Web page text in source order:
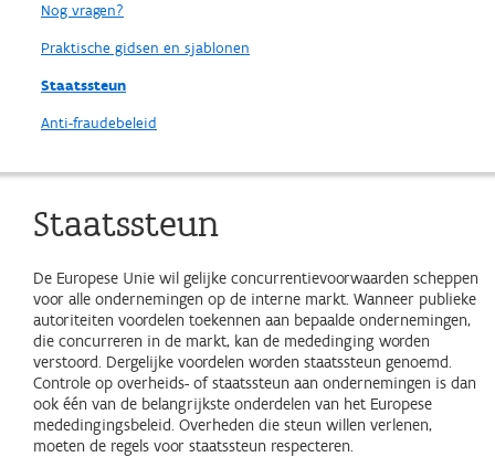
Nog vragen?
Praktische gidsen en sjablonen
Staatssteun
Anti-fraudebeleid
Staatssteun
De Europese Unie wil gelijke concurrentievoorwaarden scheppen
voor alle ondernemingen op de interne markt. Wanneer publieke
autoriteiten voordelen toekennen aan bepaalde ondernemingen,
die concurreren in de markt, kan de mededinging worden
verstoord. Dergelijke voordelen worden staatssteun genoemd.
Controle op overheids- of staatssteun aan ondernemingen is dan
ook één van de belangrijkste onderdelen van het Europese
mededingingsbeleid. Overheden die steun willen verlenen,
moeten de regels voor staatssteun respecteren.